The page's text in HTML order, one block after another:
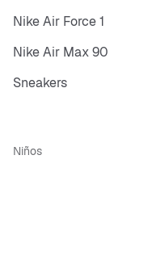
Nike Air Force 1
Nike Air Max 90
Sneakers
Niños